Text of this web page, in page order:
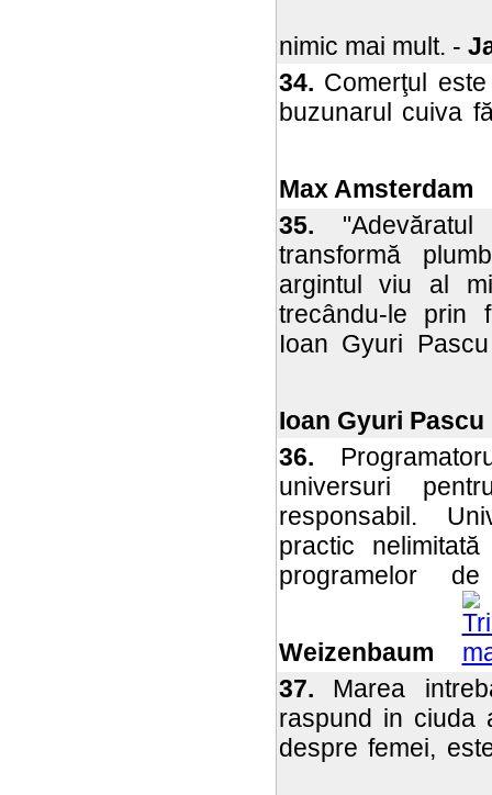
nimic mai mult. -
34. Comerţul
buzunarul cuiva
Max Amsterdam
35.
transformă
argintul viu al
trecându-le prin
Ioan Gyuri
Ioan Gyuri Pascu
36.
universuri
responsabil.
practic
programelor
Weizenbaum
37. Marea
raspund in ciuda
despre femei,